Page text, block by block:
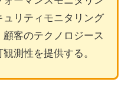
リティモニタリング
客のテクノロジース
測性を提供する。